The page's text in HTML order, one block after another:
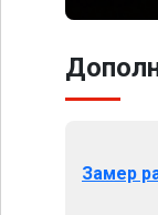
Замер